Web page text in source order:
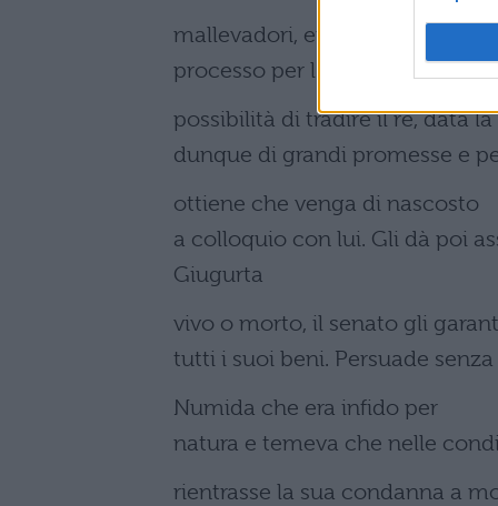
mallevadori, era furtivamente
processo per l'uccisione di
possibilità di tradire il re, data
dunque di grandi promesse e
ottiene che venga di nascosto
a colloquio con lui. Gli dà poi
Giugurta
vivo o morto, il senato gli
tutti i suoi beni. Persuade
Numida che era infido per
natura e temeva che nelle
rientrasse la sua condanna a